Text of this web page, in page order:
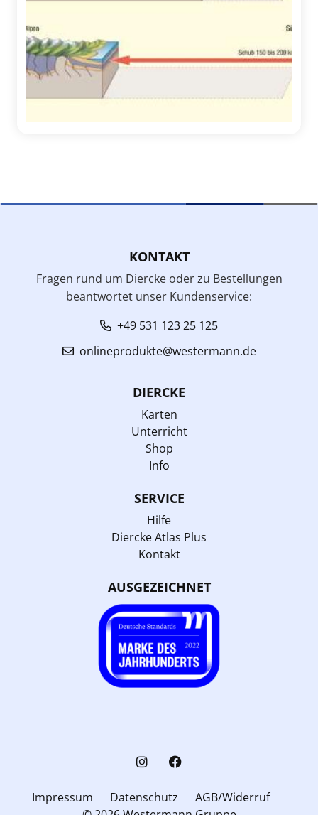
KONTAKT
Fragen rund um Diercke oder zu Bestellungen
beantwortet unser Kundenservice:
+49 531 123 25 125
onlineprodukte@westermann.de
DIERCKE
Karten
Unterricht
Shop
Info
SERVICE
Hilfe
Diercke Atlas Plus
Kontakt
AUSGEZEICHNET
Impressum Datenschutz
AGB/Widerruf